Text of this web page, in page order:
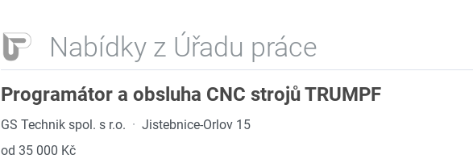
Nabídky z Úřadu práce
Programátor a obsluha CNC strojů TRUMPF
GS Technik spol. s r.o. · Jistebnice-Orlov 15
od 35 000 Kč